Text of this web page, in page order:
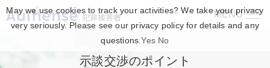
MENU
犯罪被害者
示談交渉のポイント
May we use cookies to track your activities? We take your privacy
very seriously. Please see our privacy policy for details and any
questions.Yes No